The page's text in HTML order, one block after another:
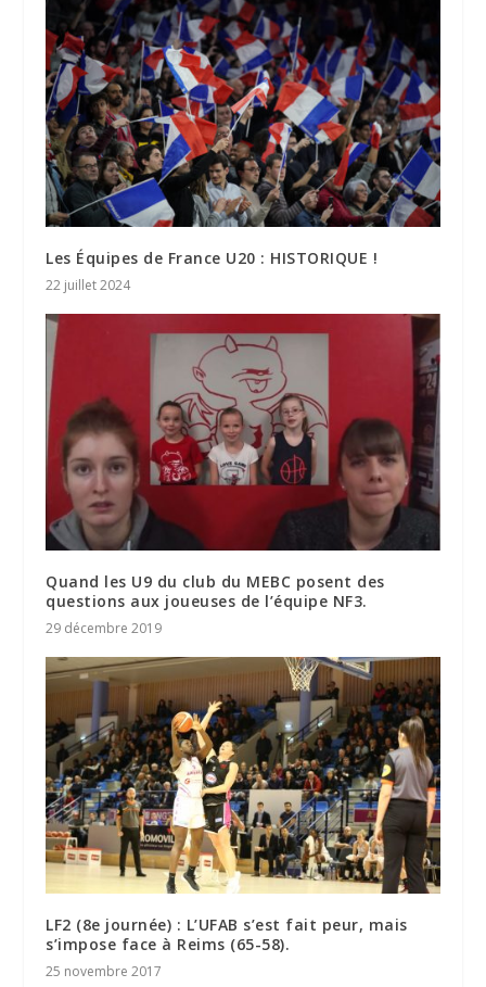
Les Équipes de France U20 : HISTORIQUE !
22 juillet 2024
Quand les U9 du club du MEBC posent des
questions aux joueuses de l’équipe NF3.
29 décembre 2019
LF2 (8e journée) : L’UFAB s’est fait peur, mais
s’impose face à Reims (65-58).
25 novembre 2017